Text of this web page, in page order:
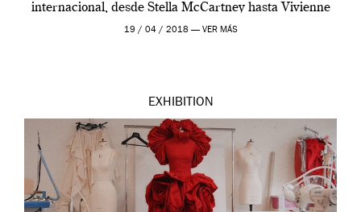
internacional, desde Stella McCartney hasta Vivienne
Westwood pasando […]
19 / 04 / 2018 — VER MÁS
EXHIBITION